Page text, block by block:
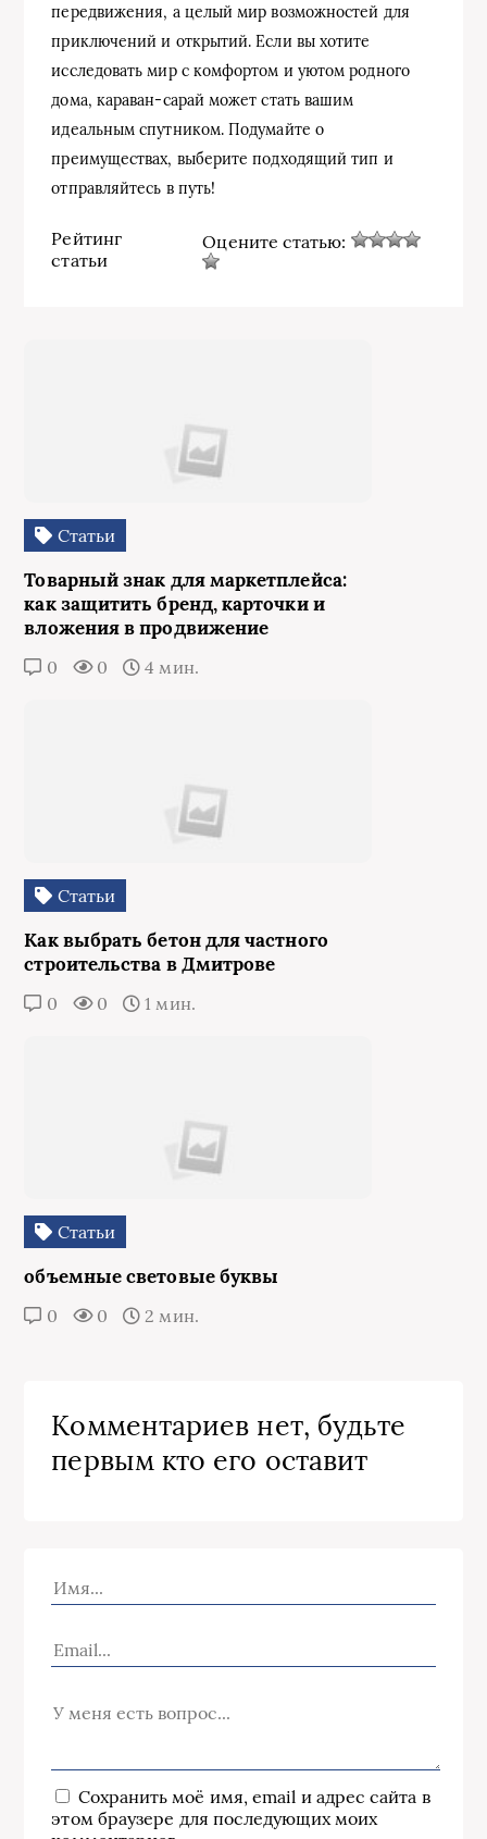
передвижения, а целый мир возможностей для
приключений и открытий. Если вы хотите
исследовать мир с комфортом и уютом родного
дома, караван-сарай может стать вашим
идеальным спутником. Подумайте о
преимуществах, выберите подходящий тип и
отправляйтесь в путь!
Рейтинг
статьи
Оцените статью:
Статьи
Товарный знак для маркетплейса:
как защитить бренд, карточки и
вложения в продвижение
0 0 4 мин.
Статьи
Как выбрать бетон для частного
строительства в Дмитрове
0 0 1 мин.
Статьи
объемные световые буквы
0 0 2 мин.
Комментариев нет, будьте
первым кто его оставит
Сохранить моё имя, email и адрес сайта в
этом браузере для последующих моих